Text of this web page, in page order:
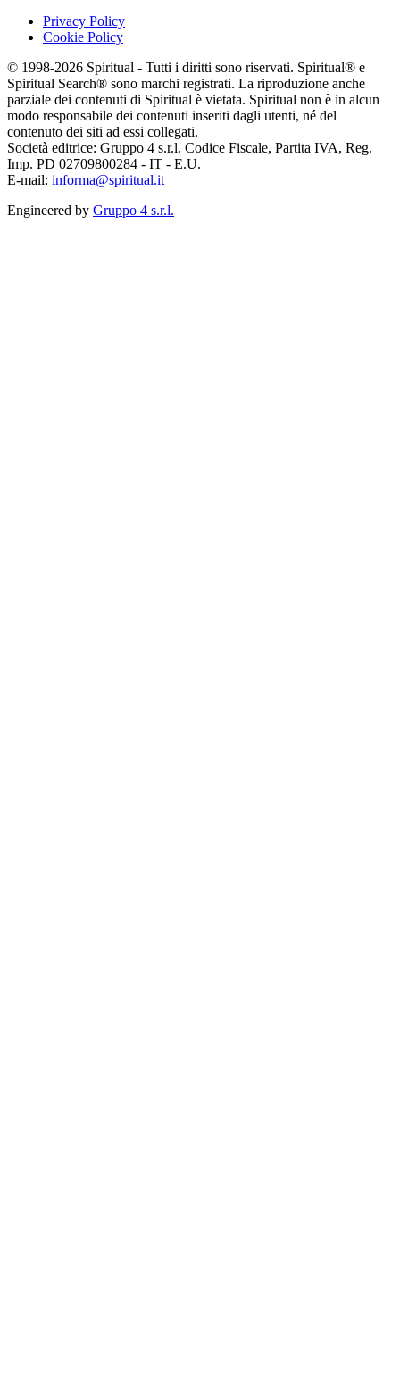
Privacy Policy
Cookie Policy
© 1998-2026 Spiritual - Tutti i diritti sono riservati. Spiritual® e
Spiritual Search® sono marchi registrati. La riproduzione anche
parziale dei contenuti di Spiritual è vietata. Spiritual non è in alcun
modo responsabile dei contenuti inseriti dagli utenti, né del
contenuto dei siti ad essi collegati.
Società editrice: Gruppo 4 s.r.l. Codice Fiscale, Partita IVA, Reg.
Imp. PD 02709800284 - IT - E.U.
E-mail: informa@spiritual.it
Engineered by Gruppo 4 s.r.l.